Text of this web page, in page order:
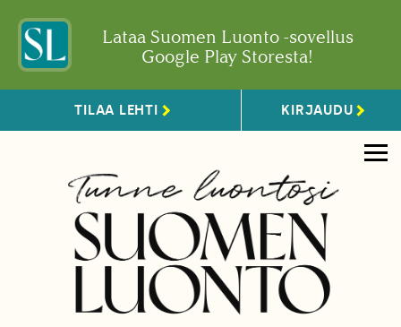
Lataa Suomen Luonto -sovellus
Google Play Storesta!
TILAA LEHTI KIRJAUDU